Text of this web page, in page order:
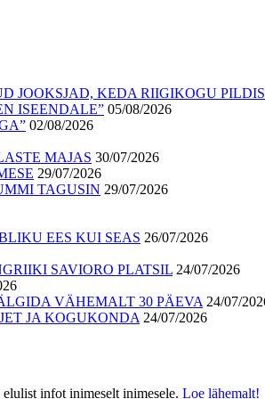
JOOKSJAD, KEDA RIIGIKOGU
ISEENDALE” 05/08/2026
02/08/2026
MAJAS 30/07/2026
29/07/2026
TAGUSIN 29/07/2026
EES KUI SEAS 26/07/2026
SAVIORO PLATSIL 24/07/2026
VÄHEMALT 30 PÄEVA 24/07/
JA KOGUKONDA 24/07/2026
infot inimeselt inimesele. Loe lähemalt!